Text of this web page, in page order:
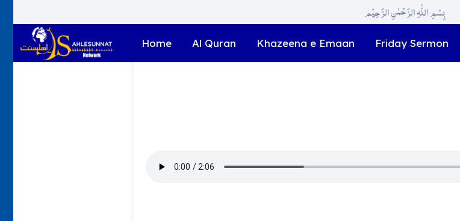
بِسْمِ اللّٰہِ الرَّحْمٰنِ الرَّحِیْم
Home Al Quran Khazeena e Emaan Friday Sermon